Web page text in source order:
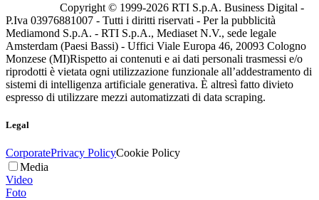
Copyright © 1999-2026 RTI S.p.A. Business Digital -
P.Iva 03976881007 - Tutti i diritti riservati - Per la pubblicità
Mediamond S.p.A. - RTI S.p.A., Mediaset N.V., sede legale
Amsterdam (Paesi Bassi) - Uffici Viale Europa 46, 20093 Cologno
Monzese (MI)Rispetto ai contenuti e ai dati personali trasmessi e/o
riprodotti è vietata ogni utilizzazione funzionale all’addestramento di
sistemi di intelligenza artificiale generativa. È altresì fatto divieto
espresso di utilizzare mezzi automatizzati di data scraping.
Legal
CorporatePrivacy PolicyCookie Policy
Media
Video
Foto